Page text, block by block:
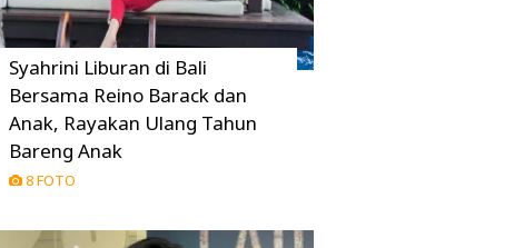
Syahrini Liburan di Bali
Bersama Reino Barack dan
Anak, Rayakan Ulang Tahun
Bareng Anak
8 FOTO